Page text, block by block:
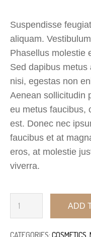
Suspendisse
aliquam.
Phasellus molestie
Sed dapibus
nisi, egestas non
Aenean sollicitudin
eu metus faucibus,
est. Donec nec
faucibus et at
eros, at molestie
viverra.
ADD